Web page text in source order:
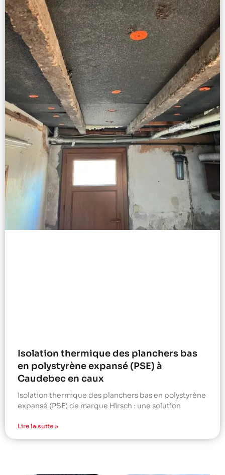
Isolation thermique des planchers bas
en polystyrène expansé (PSE) à
Caudebec en caux
Isolation thermique des planchers bas en polystyrène
expansé (PSE) de marque Hirsch : une solution
Lire la suite »